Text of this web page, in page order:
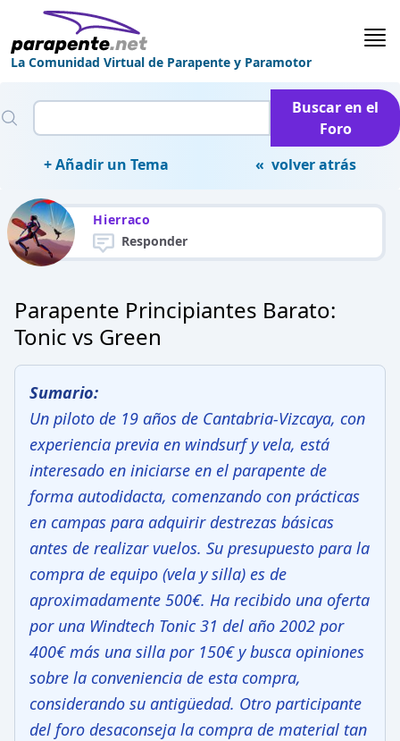
La Comunidad Virtual de Parapente y Paramotor
Buscar en el
Foro
+ Añadir un Tema
« volver atrás
Hierraco
Responder
Parapente Principiantes Barato:
Tonic vs Green
Sumario:
Un piloto de 19 años de Cantabria-Vizcaya, con
experiencia previa en windsurf y vela, está
interesado en iniciarse en el parapente de
forma autodidacta, comenzando con prácticas
en campas para adquirir destrezas básicas
antes de realizar vuelos. Su presupuesto para la
compra de equipo (vela y silla) es de
aproximadamente 500€. Ha recibido una oferta
por una Windtech Tonic 31 del año 2002 por
400€ más una silla por 150€ y busca opiniones
sobre la conveniencia de esta compra,
considerando su antigüedad. Otro participante
del foro desaconseja la compra de material tan